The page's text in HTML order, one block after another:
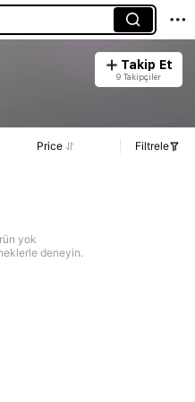
Takip Et
9 Takipçiler
Price Filtrele
yok
deneyin.